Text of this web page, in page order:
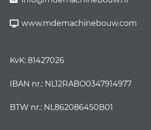
www.mdemachinebouw.com
KvK: 81427026
IBAN nr.: NL12RABO0347914977
BTW nr.: NL862086450B01